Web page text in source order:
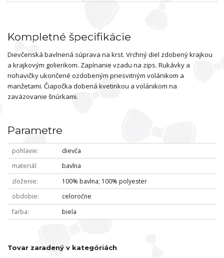
Kompletné špecifikácie
Dievčenská bavlnená súprava na krst. Vrchný diel zdobený krajkou
a krajkovým golierikom. Zapínanie vzadu na zips. Rukávky a
nohavičky ukončené ozdobeným priesvitným volánikom a
manžetami. Čiapočka dobená kvetinkou a volánikom na
zaväzovanie šnúrkami.
Parametre
pohlavie
dievča
materiál
bavlna
zloženie
100% bavlna; 100% polyester
obdobie
celoročne
farba
biela
Tovar zaradený v kategóriách